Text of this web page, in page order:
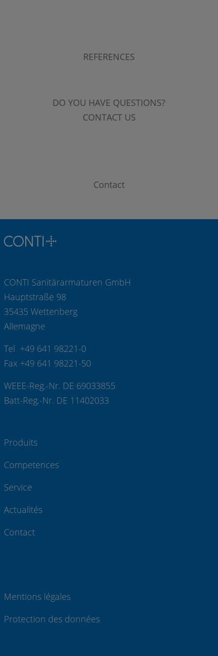
REFERENCES
DO YOU HAVE QUESTIONS?
CONTACT US
Contact
CONTI Sanitärarmaturen GmbH
Hauptstraße 98
35435 Wettenberg
Allemagne
Tel +49 641 98221-0
Fax +49 641 98221-50
WEEE-Reg.-Nr. DE 69033855
Batt-Reg.-Nr. DE 11402033
Produits
Competences
Service
Actualités
Contact
Mentions légales
Protection des données